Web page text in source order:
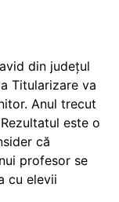
din județul
Titularizare va
Anul trecut
este o
că
profesor se
cu elevii